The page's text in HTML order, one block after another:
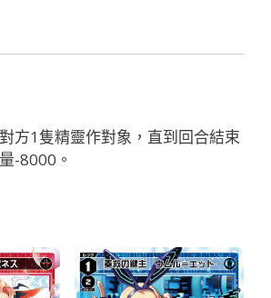
方1隻精靈作對象，直到回合結束
-8000。